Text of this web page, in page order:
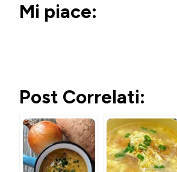
Mi piace:
Post Correlati: